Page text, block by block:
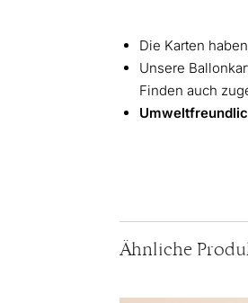
Die Karten
Unsere
Finden auch
Ähnliche